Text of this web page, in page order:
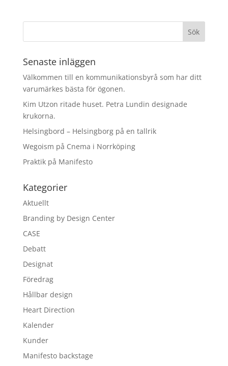
Senaste inläggen
Välkommen till en kommunikationsbyrå som har ditt
varumärkes bästa för ögonen.
Kim Utzon ritade huset. Petra Lundin designade
krukorna.
Helsingbord – Helsingborg på en tallrik
Wegoism på Cnema i Norrköping
Praktik på Manifesto
Kategorier
Aktuellt
Branding by Design Center
CASE
Debatt
Designat
Föredrag
Hållbar design
Heart Direction
Kalender
Kunder
Manifesto backstage